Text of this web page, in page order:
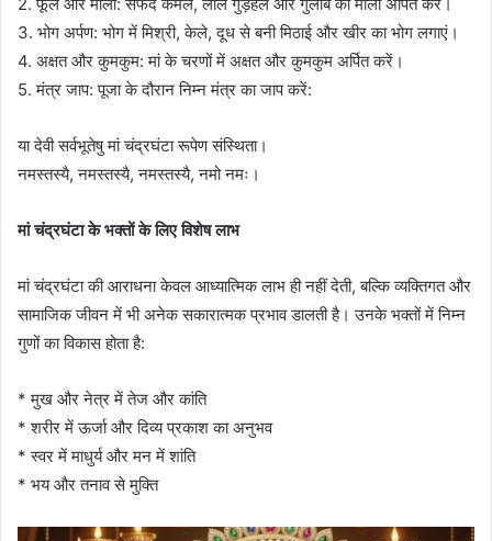
3. भोग अर्पण: भोग में मिश्री, केले, दूध से बनी मिठाई और खीर का भोग लगाएं।
4. अक्षत और कुमकुम: मां के चरणों में अक्षत और कुमकुम अर्पित करें।
5. मंत्र जाप: पूजा के दौरान निम्न मंत्र का जाप करें:
या देवी सर्वभूतेषु मां चंद्रघंटा रूपेण संस्थिता।
नमस्तस्यै, नमस्तस्यै, नमस्तस्यै, नमो नमः।
मां चंद्रघंटा के भक्तों के लिए विशेष लाभ
मां चंद्रघंटा की आराधना केवल आध्यात्मिक लाभ ही नहीं देती, बल्कि व्यक्तिगत और
सामाजिक जीवन में भी अनेक सकारात्मक प्रभाव डालती है। उनके भक्तों में निम्न
गुणों का विकास होता है:
* मुख और नेत्र में तेज और कांति
* शरीर में ऊर्जा और दिव्य प्रकाश का अनुभव
* स्वर में माधुर्य और मन में शांति
* भय और तनाव से मुक्ति